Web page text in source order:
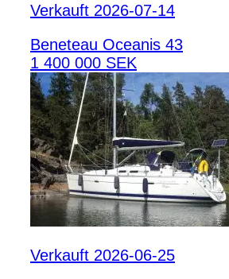
Verkauft 2026-07-14
Beneteau Oceanis 43
1 400 000 SEK
Verkauft 2026-06-25